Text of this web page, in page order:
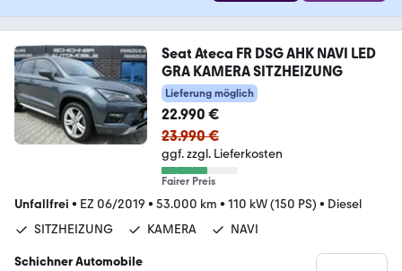
Seat Ateca FR DSG AHK NAVI LED
GRA KAMERA SITZHEIZUNG
Lieferung möglich
22.990 €
23.990 €
ggf. zzgl. Lieferkosten
Fairer Preis
Unfallfrei • EZ 06/2019 • 53.000 km • 110 kW (150 PS) • Diesel
SITZHEIZUNG
KAMERA NAVI
Schichner Automobile